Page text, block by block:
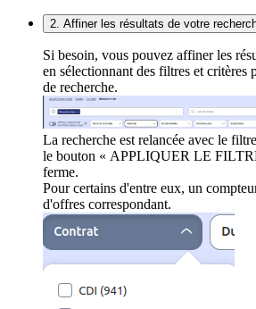
2. Affiner les résultats de votre
Si besoin, vous pouvez affiner les
en sélectionnant des filtres et critères
de recherche.
La recherche est relancée avec le
le bouton « APPLIQUER LE
ferme.
Pour certains d'entre eux, un
d'offres correspondant.